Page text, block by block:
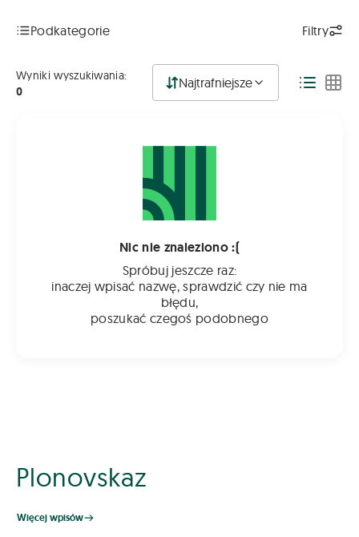
Podkategorie Filtry
Wyniki wyszukiwania:
0
Najtrafniejsze
Nic nie znaleziono :(
Spróbuj jeszcze raz:
inaczej wpisać nazwę, sprawdzić czy nie ma
błędu,
poszukać czegoś podobnego
Plonovskaz
Więcej wpisów